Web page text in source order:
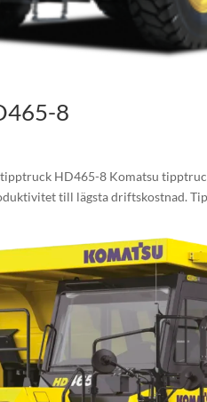
8
HD465-8 Komatsu
till lägsta driftskostnad.